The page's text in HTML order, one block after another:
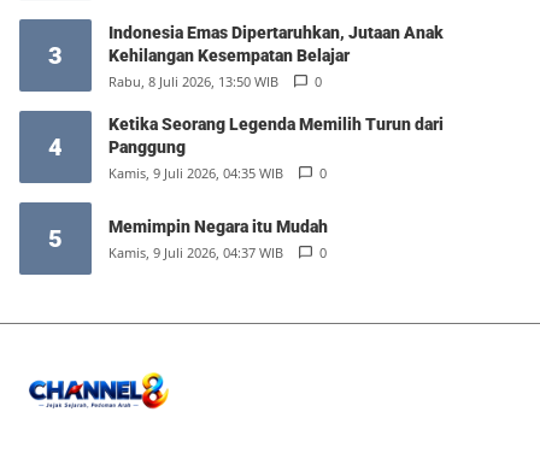
3
Indonesia Emas Dipertaruhkan, Jutaan Anak
Kehilangan Kesempatan Belajar
Rabu, 8 Juli 2026, 13:50 WIB 0
4
Ketika Seorang Legenda Memilih Turun dari
Panggung
Kamis, 9 Juli 2026, 04:35 WIB 0
5 Memimpin Negara itu Mudah
Kamis, 9 Juli 2026, 04:37 WIB 0